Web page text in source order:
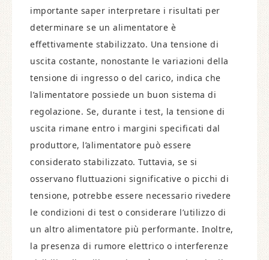
importante saper interpretare i risultati per
determinare se un alimentatore è
effettivamente stabilizzato. Una tensione di
uscita costante, nonostante le variazioni della
tensione di ingresso o del carico, indica che
l’alimentatore possiede un buon sistema di
regolazione. Se, durante i test, la tensione di
uscita rimane entro i margini specificati dal
produttore, l’alimentatore può essere
considerato stabilizzato. Tuttavia, se si
osservano fluttuazioni significative o picchi di
tensione, potrebbe essere necessario rivedere
le condizioni di test o considerare l’utilizzo di
un altro alimentatore più performante. Inoltre,
la presenza di rumore elettrico o interferenze